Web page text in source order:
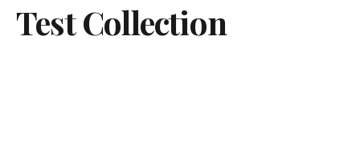
Test Collection